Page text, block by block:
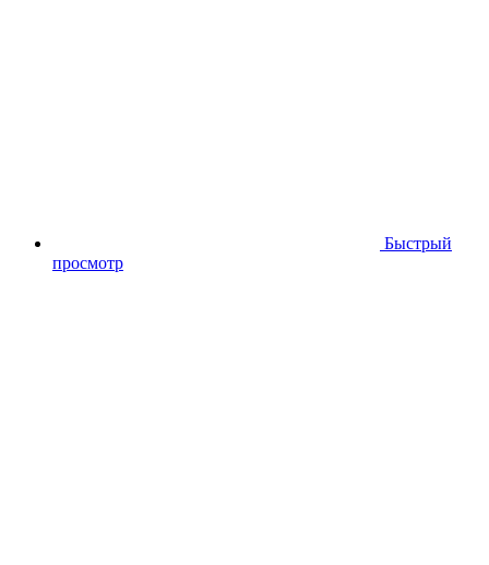
Быстрый
просмотр